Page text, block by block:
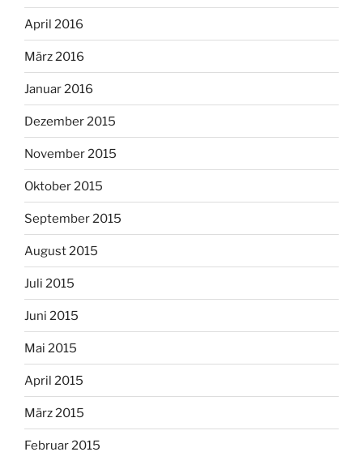
April 2016
März 2016
Januar 2016
Dezember 2015
November 2015
Oktober 2015
September 2015
August 2015
Juli 2015
Juni 2015
Mai 2015
April 2015
März 2015
Februar 2015